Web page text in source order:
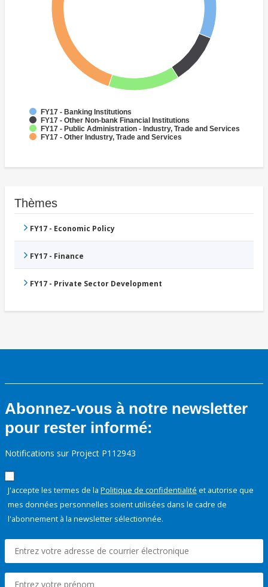
FY17 - Banking Institutions
FY17 - Other Non-bank Financial Institutions
FY17 - Public Administration - Industry, Trade and Services
FY17 - Other Industry, Trade and Services
Thèmes
FY17 - Economic Policy
FY17 - Finance
FY17 - Private Sector Development
Abonnez-vous à notre newsletter
pour rester informé:
Notifications sur Project P112943
J'accepte les termes de la Politique de confidentialité et autorise que
mes données personnelles soient utilisées dans le cadre de
l'abonnement à la newsletter sélectionnée.